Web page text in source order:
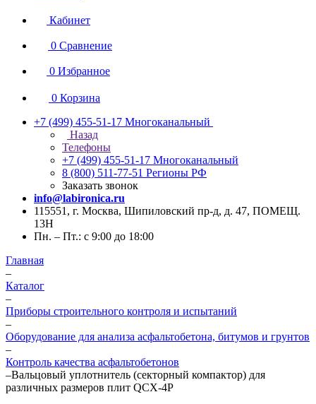
Кабинет
0 Сравнение
0 Избранное
0 Корзина
+7 (499) 455-51-17 Многоканальный
Назад
Телефоны
+7 (499) 455-51-17 Многоканальный
8 (800) 511-77-51 Регионы РФ
Заказать звонок
info@labironica.ru
115551, г. Москва, Шипиловский пр-д, д. 47, ПОМЕЩ.
13Н
Пн. – Пт.: с 9:00 до 18:00
Главная
–
Каталог
–
Приборы строительного контроля и испытаний
–
Оборудование для анализа асфальтобетона, битумов и грунтов
–
Контроль качества асфальтобетонов
–Вальцовый уплотнитель (секторный компактор) для
различных размеров плит QCX-4P